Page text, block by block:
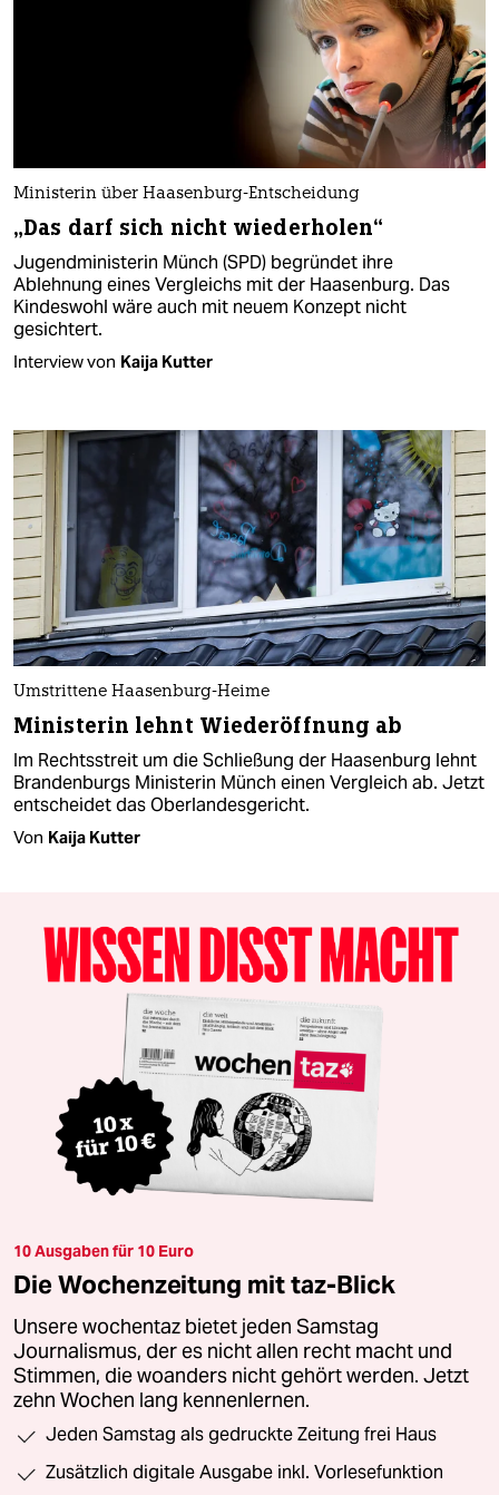
Ministerin über Haasenburg-Entscheidung
„Das darf sich nicht wiederholen“
Jugendministerin Münch (SPD) begründet ihre
Ablehnung eines Vergleichs mit der Haasenburg. Das
Kindeswohl wäre auch mit neuem Konzept nicht
gesichtert.
Interview von Kaija Kutter
Umstrittene Haasenburg-Heime
Ministerin lehnt Wiederöffnung ab
Im Rechtsstreit um die Schließung der Haasenburg lehnt
Brandenburgs Ministerin Münch einen Vergleich ab. Jetzt
entscheidet das Oberlandesgericht.
Von Kaija Kutter
10 Ausgaben für 10 Euro
Die Wochenzeitung mit taz-Blick
Unsere wochentaz bietet jeden Samstag
Journalismus, der es nicht allen recht macht und
Stimmen, die woanders nicht gehört werden. Jetzt
zehn Wochen lang kennenlernen.
Jeden Samstag als gedruckte Zeitung frei Haus
Zusätzlich digitale Ausgabe inkl. Vorlesefunktion